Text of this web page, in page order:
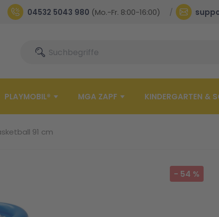
04532 5043 980 (Mo.-Fr. 8:00-16:00)
SucheSuche
PLAYMOBIL® MGA ZAPF KINDERGARTEN &
91 cm
- 54 %